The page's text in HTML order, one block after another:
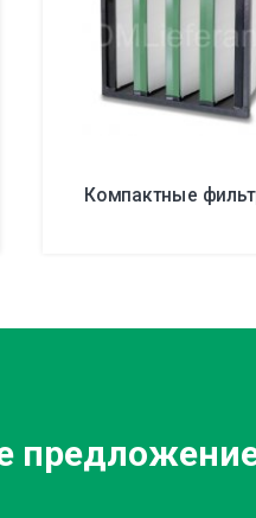
Компактные